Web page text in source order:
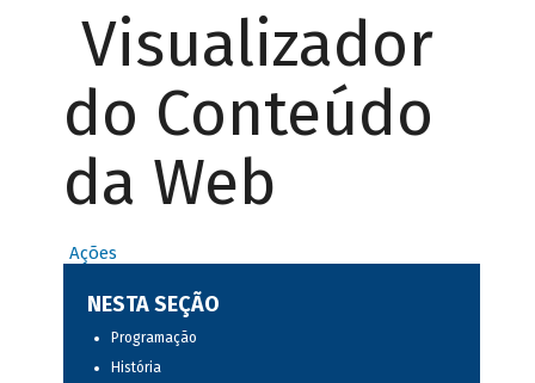
Visualizador
do Conteúdo
da Web
Ações
NESTA SEÇÃO
Programação
História